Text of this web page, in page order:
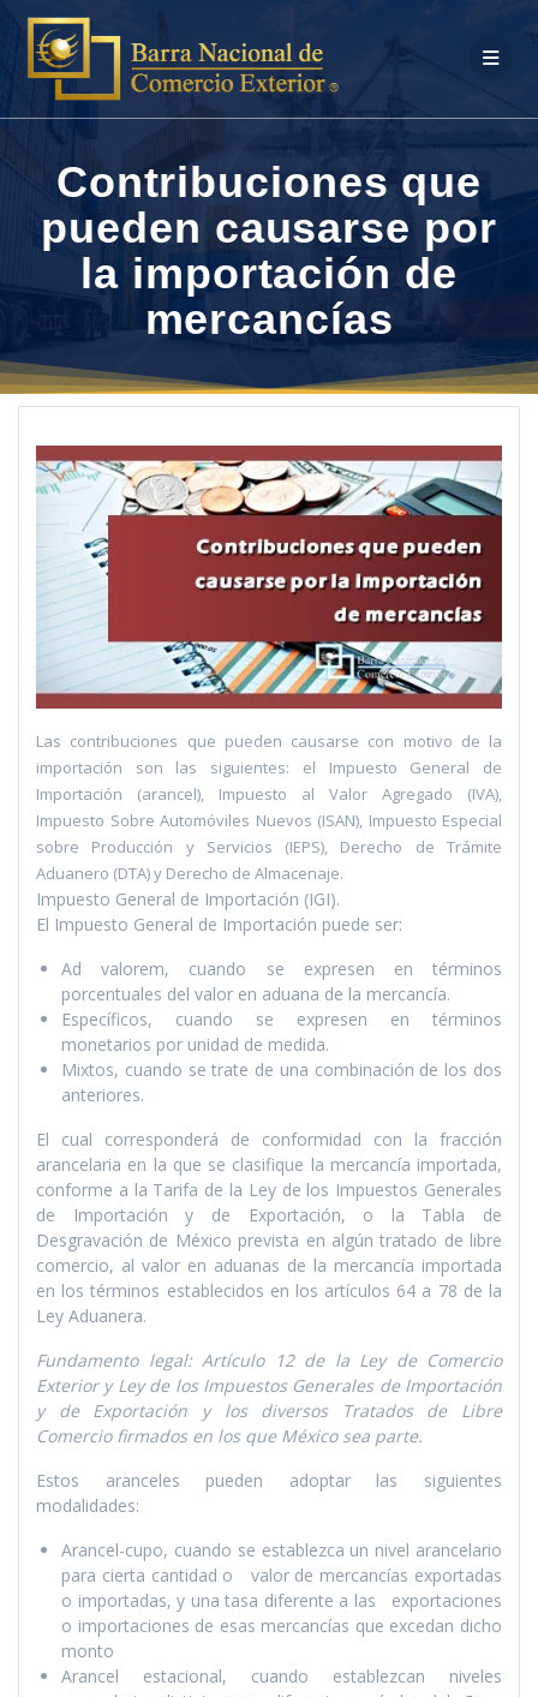
contenido
Contribuciones que
pueden causarse por
la importación de
mercancí­as
Las contribuciones que pueden causarse con motivo de la
importación son las siguientes: el Impuesto General de
Importación (arancel), Impuesto al Valor Agregado (IVA),
Impuesto Sobre Automóviles Nuevos (ISAN), Impuesto Especial
sobre Producción y Servicios (IEPS), Derecho de Trámite
Aduanero (DTA) y Derecho de Almacenaje.
Impuesto General de Importación (IGI).
El Impuesto General de Importación puede ser:
Ad valorem, cuando se expresen en términos
porcentuales del valor en aduana de la mercancí­a.
Especí­ficos, cuando se expresen en términos
monetarios por unidad de medida.
Mixtos, cuando se trate de una combinación de los dos
anteriores.
El cual corresponderá de conformidad con la fracción
arancelaria en la que se clasifique la mercancí­a importada,
conforme a la Tarifa de la Ley de los Impuestos Generales
de Importación y de Exportación, o la Tabla de
Desgravación de México prevista en algún tratado de libre
comercio, al valor en aduanas de la mercancí­a importada
en los términos establecidos en los artí­culos 64 a 78 de la
Ley Aduanera.
Fundamento legal: Artí­culo 12 de la Ley de Comercio
Exterior y Ley de los Impuestos Generales de Importación
y de Exportación y los diversos Tratados de Libre
Comercio firmados en los que México sea parte.
Estos aranceles pueden adoptar las siguientes
modalidades:
Arancel-cupo, cuando se establezca un nivel arancelario
para cierta cantidad o valor de mercancí­as exportadas
o importadas, y una tasa diferente a las exportaciones
o importaciones de esas mercancí­as que excedan dicho
monto
Arancel estacional, cuando establezcan niveles